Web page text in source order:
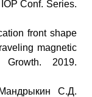
Conf. Series.
front shape
magnetic
2019.
С.Д.